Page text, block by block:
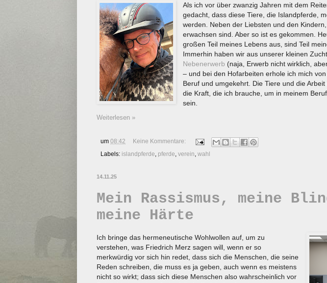
Als ich vor über zwanzig Jahren mit dem
gedacht, dass diese Tiere, die Islandpferde,
werden. Neben der Liebsten und den
erwachsen sind. Aber so ist es gekommen.
großen Teil meines Lebens aus, sind Teil
Immerhin haben wir aus unserer kleinen
Nebenerwerb (naja, Erwerb nicht wirklich,
– und bei den Hofarbeiten erhole ich mich
Beruf und umgekehrt. Die Tiere und die
die Kraft, die ich brauche, um in meinem
sein.
Weiterlesen »
um 08:42
Keine Kommentare:
Labels: islandpferde pferde verein wahl
14.11.25
Mein Rassismus, meine
meine Härte
Ich bringe das hermeneutische Wohlwollen auf, um zu
verstehen, was Friedrich Merz sagen will, wenn er so
merkwürdig vor sich hin redet, dass sich die Menschen, die seine
Reden schreiben, die muss es ja geben, auch wenn es meistens
nicht so wirkt; dass sich diese Menschen also wahrscheinlich vor